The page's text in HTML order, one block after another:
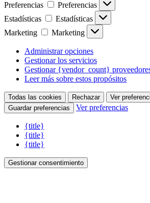
Preferencias
Preferencias
Estadísticas
Estadísticas
Marketing
Marketing
Administrar opciones
Gestionar los servicios
Gestionar {vendor_count}
Leer más sobre estos propósitos
Todas las cookies Rechazar
Ver
Guardar preferencias
Ver preferencias
{title}
{title}
{title}
Gestionar consentimiento